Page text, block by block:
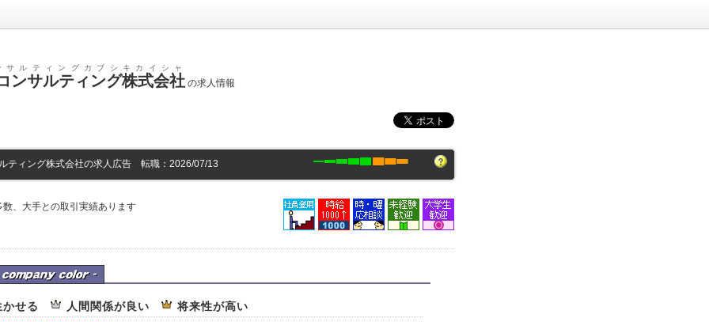
ンサルティング株式会社
サルティングカブシキカイシャ
の求人情報
ティング株式会社の求人広告 転職：2026/07/13
、大手との取引実績あります
ティング株式会社の企業カラー
せる 人間関係が良い 将来性が高い